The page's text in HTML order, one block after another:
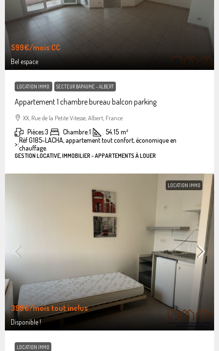
599€/mois CC
Bel espace
LOCATION IMMO SECTEUR BAPAUME - ALBERT
Appartement 1 chambre bureau balcon parking
XX, Rue de la Petite Vitesse, Albert, France
Pièces:3 Chambre:1 54.15 m²
>:Réf G185-LACHA, appartement tout confort, économique en
chauffage.
GESTION LOCATIVE, IMMOBILIER - APPARTEMENTS À LOUER
LOCATION IMMO
399€/mois tout inclus
Disponible !
LOCATION IMMO